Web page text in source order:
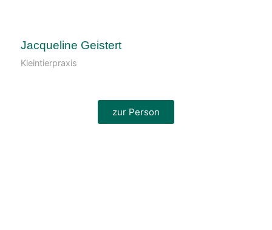
Jacqueline Geistert
Kleintierpraxis
zur Person